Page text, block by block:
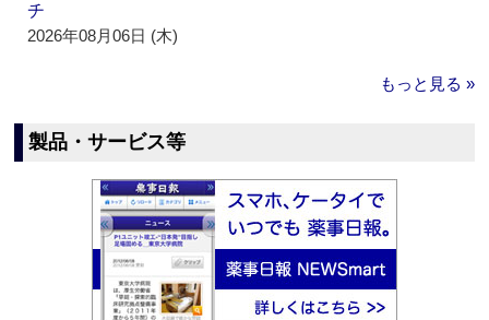
チ
2026年08月06日 (木)
もっと見る »
製品・サービス等